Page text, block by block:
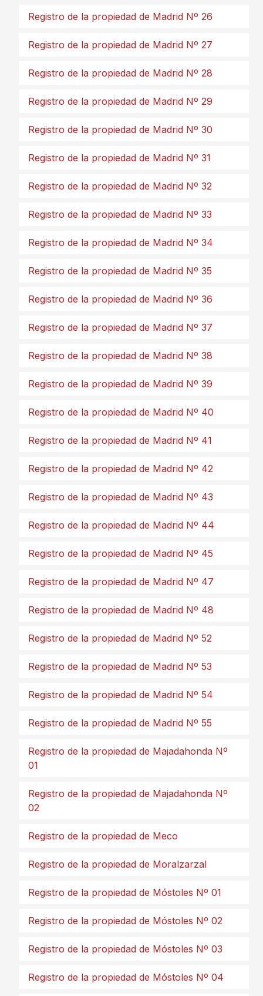
Registro de la propiedad de Madrid Nº 26
Registro de la propiedad de Madrid Nº 27
Registro de la propiedad de Madrid Nº 28
Registro de la propiedad de Madrid Nº 29
Registro de la propiedad de Madrid Nº 30
Registro de la propiedad de Madrid Nº 31
Registro de la propiedad de Madrid Nº 32
Registro de la propiedad de Madrid Nº 33
Registro de la propiedad de Madrid Nº 34
Registro de la propiedad de Madrid Nº 35
Registro de la propiedad de Madrid Nº 36
Registro de la propiedad de Madrid Nº 37
Registro de la propiedad de Madrid Nº 38
Registro de la propiedad de Madrid Nº 39
Registro de la propiedad de Madrid Nº 40
Registro de la propiedad de Madrid Nº 41
Registro de la propiedad de Madrid Nº 42
Registro de la propiedad de Madrid Nº 43
Registro de la propiedad de Madrid Nº 44
Registro de la propiedad de Madrid Nº 45
Registro de la propiedad de Madrid Nº 47
Registro de la propiedad de Madrid Nº 48
Registro de la propiedad de Madrid Nº 52
Registro de la propiedad de Madrid Nº 53
Registro de la propiedad de Madrid Nº 54
Registro de la propiedad de Madrid Nº 55
Registro de la propiedad de Majadahonda Nº
01
Registro de la propiedad de Majadahonda Nº
02
Registro de la propiedad de Meco
Registro de la propiedad de Moralzarzal
Registro de la propiedad de Móstoles Nº 01
Registro de la propiedad de Móstoles Nº 02
Registro de la propiedad de Móstoles Nº 03
Registro de la propiedad de Móstoles Nº 04